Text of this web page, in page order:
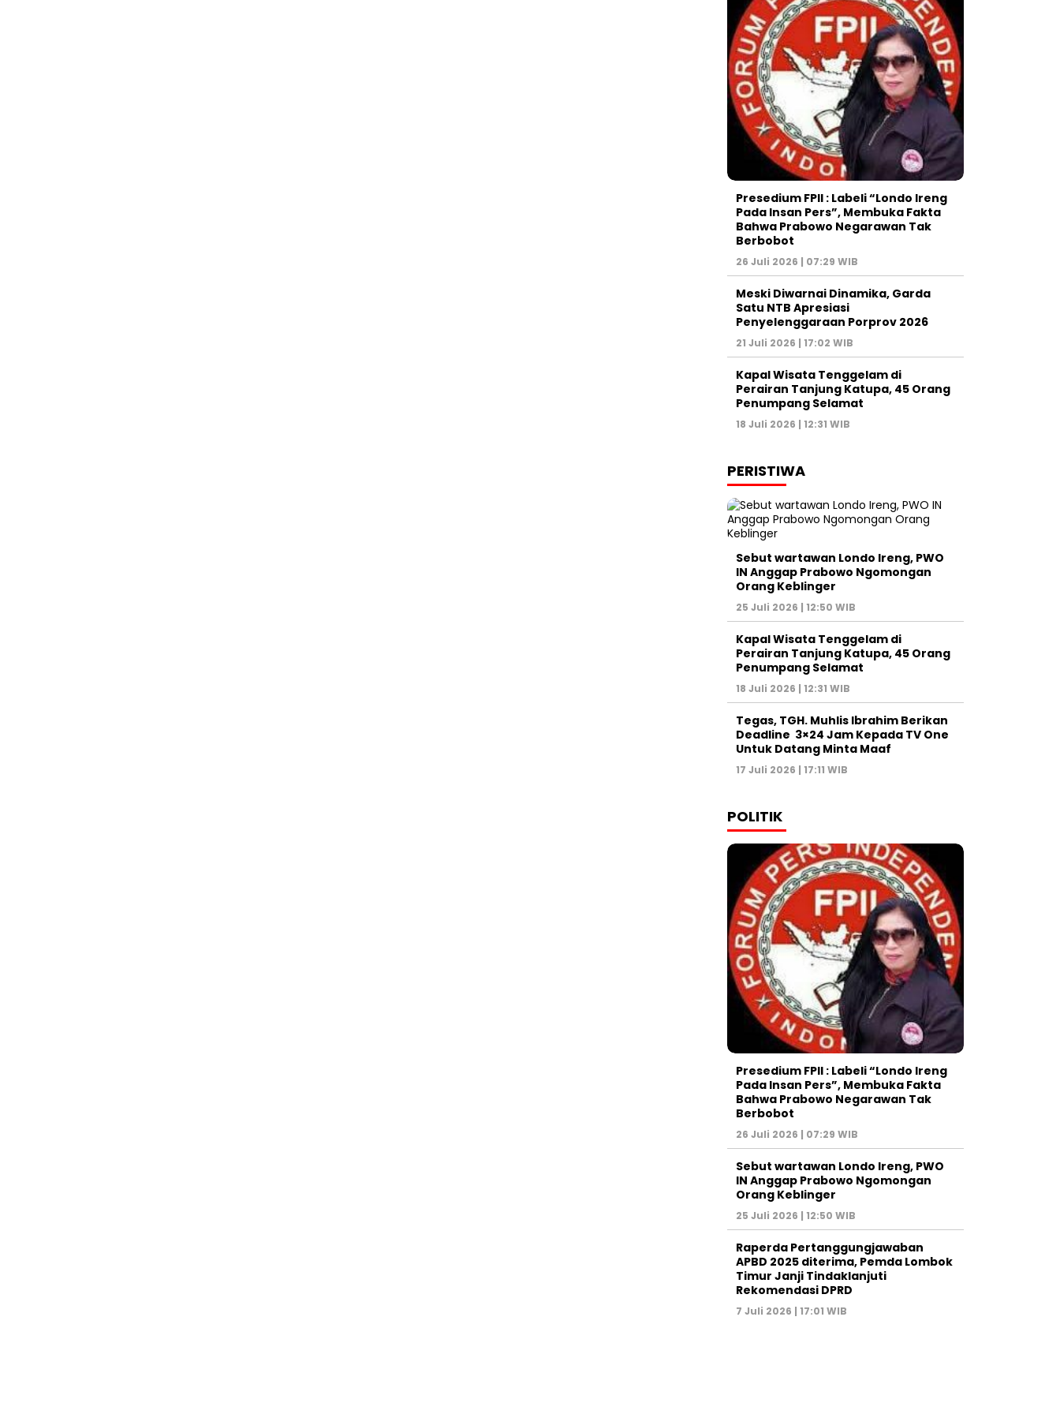
Presedium FPII : Labeli “Londo Ireng
Pada Insan Pers”, Membuka Fakta
Bahwa Prabowo Negarawan Tak
Berbobot
26 Juli 2026 | 07:29 WIB
Meski Diwarnai Dinamika, Garda
Satu NTB Apresiasi
Penyelenggaraan Porprov 2026 ‎
21 Juli 2026 | 17:02 WIB
Kapal Wisata Tenggelam di
Perairan Tanjung Katupa, 45 Orang
Penumpang Selamat
18 Juli 2026 | 12:31 WIB
PERISTIWA
Sebut wartawan Londo Ireng, PWO
IN Anggap Prabowo Ngomongan
Orang Keblinger
25 Juli 2026 | 12:50 WIB
Kapal Wisata Tenggelam di
Perairan Tanjung Katupa, 45 Orang
Penumpang Selamat
18 Juli 2026 | 12:31 WIB
Tegas, TGH. Muhlis Ibrahim Berikan
Deadline 3×24 Jam Kepada TV One
Untuk Datang Minta Maaf
17 Juli 2026 | 17:11 WIB
POLITIK
Presedium FPII : Labeli “Londo Ireng
Pada Insan Pers”, Membuka Fakta
Bahwa Prabowo Negarawan Tak
Berbobot
26 Juli 2026 | 07:29 WIB
Sebut wartawan Londo Ireng, PWO
IN Anggap Prabowo Ngomongan
Orang Keblinger
25 Juli 2026 | 12:50 WIB
Raperda Pertanggungjawaban
APBD 2025 diterima, Pemda Lombok
Timur Janji Tindaklanjuti
Rekomendasi DPRD
7 Juli 2026 | 17:01 WIB